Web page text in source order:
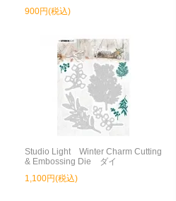
900円(税込)
Studio Light Winter Charm Cutting
& Embossing Die ダイ
1,100円(税込)